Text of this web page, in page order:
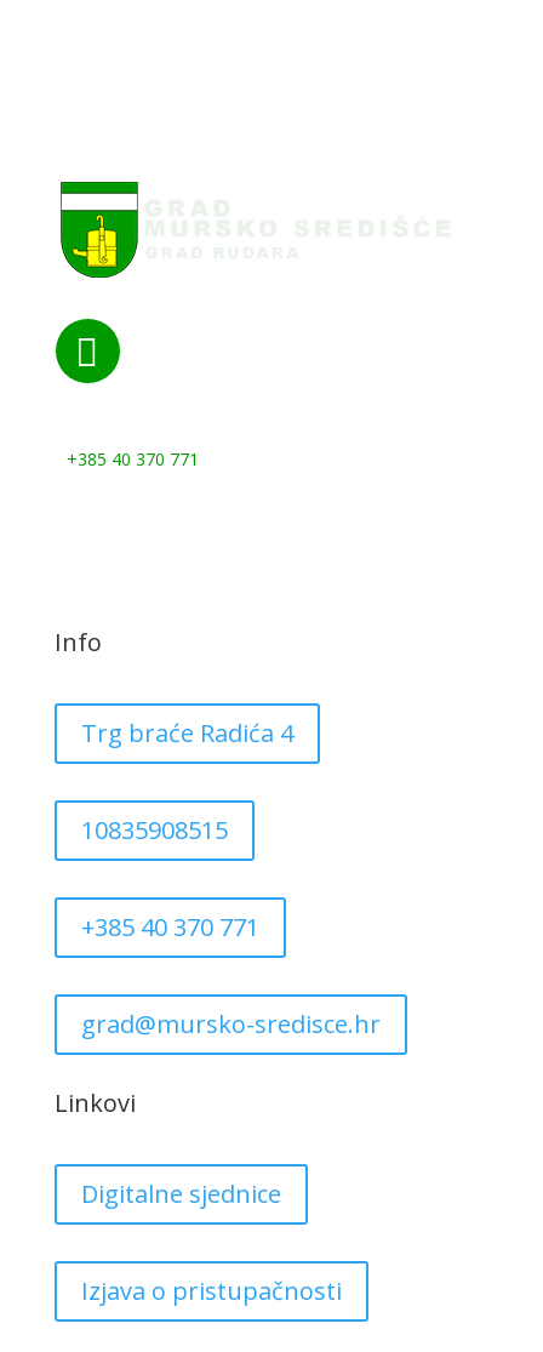

+385 40 370 771
Info
Trg braće Radića 4
10835908515
+385 40 370 771
grad@mursko-sredisce.hr
Linkovi
Digitalne sjednice
Izjava o pristupačnosti